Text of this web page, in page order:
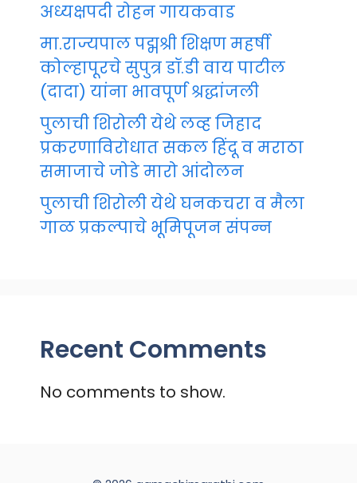
अध्यक्षपदी रोहन गायकवाड
मा.राज्यपाल पद्मश्री शिक्षण महर्षी
कोल्हापूरचे सुपुत्र डॉ.डी वाय पाटील
(दादा) यांना भावपूर्ण श्रद्धांजली
पुलाची शिरोली येथे लव्ह जिहाद
प्रकरणाविरोधात सकल हिंदू व मराठा
समाजाचे जोडे मारो आंदोलन
पुलाची शिरोली येथे घनकचरा व मैला
गाळ प्रकल्पाचे भूमिपूजन संपन्न
Recent Comments
No comments to show.